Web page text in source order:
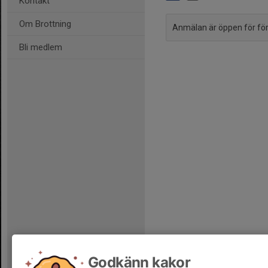
Om Brottning
Bli medlem
Anmälan är öppen för
Godkänn kakor